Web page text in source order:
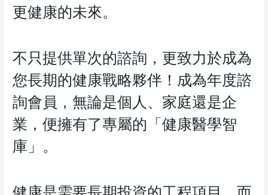
更健康的未來。
不只提供單次的諮詢，更致力於成為
您長期的健康戰略夥伴！成為年度諮
詢會員，無論是個人、家庭還是企
業，便擁有了專屬的「健康醫學智
庫」。